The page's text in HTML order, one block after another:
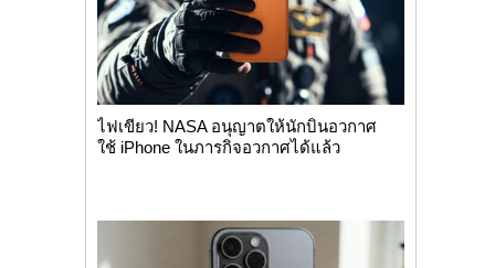
ไฟเขียว! NASA อนุญาตให้นักบินอวกาศ
ใช้ iPhone ในภารกิจอวกาศได้แล้ว